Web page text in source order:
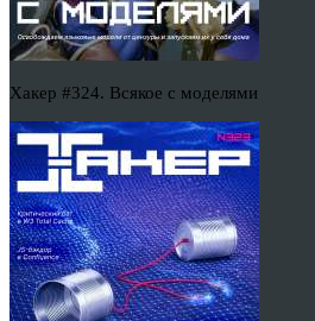
Хакер #324. Всякое с моделями